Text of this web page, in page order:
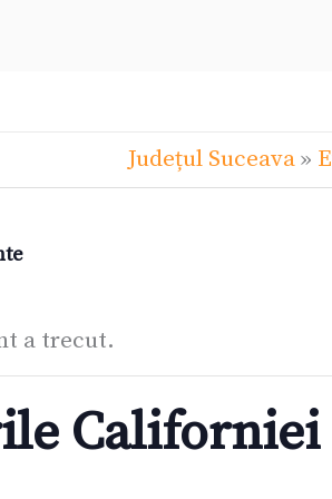
Județul Suceava»
a trecut.
Californiei